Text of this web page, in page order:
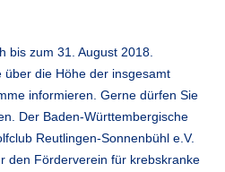
bis zum 31. August 2018.
die Höhe der insgesamt
informieren. Gerne dürfen Sie
Der Baden-Württembergische
Reutlingen-Sonnenbühl e.V.
den Förderverein für krebskranke